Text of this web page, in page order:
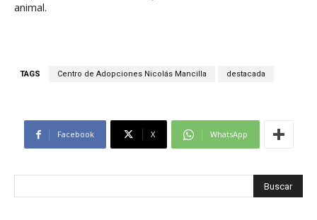
animal.
TAGS Centro de Adopciones Nicolás Mancilla destacada
Facebook X WhatsApp